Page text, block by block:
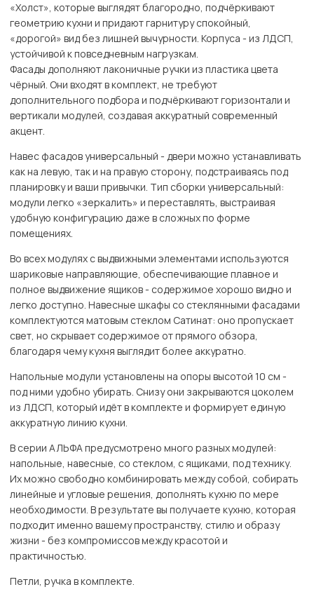
«Холст», которые выглядят благородно, подчёркивают
геометрию кухни и придают гарнитуру спокойный,
«дорогой» вид без лишней вычурности. Корпуса - из ЛДСП,
устойчивой к повседневным нагрузкам.
Фасады дополняют лаконичные ручки из пластика цвета
чёрный. Они входят в комплект, не требуют
дополнительного подбора и подчёркивают горизонтали и
вертикали модулей, создавая аккуратный современный
акцент.
Навес фасадов универсальный - двери можно устанавливать
как на левую, так и на правую сторону, подстраиваясь под
планировку и ваши привычки. Тип сборки универсальный:
модули легко «зеркалить» и переставлять, выстраивая
удобную конфигурацию даже в сложных по форме
помещениях.
Во всех модулях с выдвижными элементами используются
шариковые направляющие, обеспечивающие плавное и
полное выдвижение ящиков - содержимое хорошо видно и
легко доступно. Навесные шкафы со стеклянными фасадами
комплектуются матовым стеклом Сатинат: оно пропускает
свет, но скрывает содержимое от прямого обзора,
благодаря чему кухня выглядит более аккуратно.
Напольные модули установлены на опоры высотой 10 см -
под ними удобно убирать. Снизу они закрываются цоколем
из ЛДСП, который идёт в комплекте и формирует единую
аккуратную линию кухни.
В серии АЛЬФА предусмотрено много разных модулей:
напольные, навесные, со стеклом, с ящиками, под технику.
Их можно свободно комбинировать между собой, собирать
линейные и угловые решения, дополнять кухню по мере
необходимости. В результате вы получаете кухню, которая
подходит именно вашему пространству, стилю и образу
жизни - без компромиссов между красотой и
практичностью.
Петли, ручка в комплекте.